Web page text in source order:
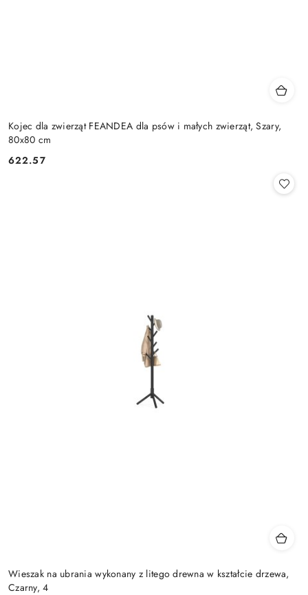
Kojec dla zwierząt FEANDEA dla psów i małych zwierząt, Szary,
80x80 cm
Cena:
622.57
Wieszak na ubrania wykonany z litego drewna w kształcie drzewa,
Czarny, 4